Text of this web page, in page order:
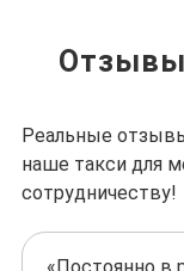
Реальные
наше такси для
сотрудничеству!